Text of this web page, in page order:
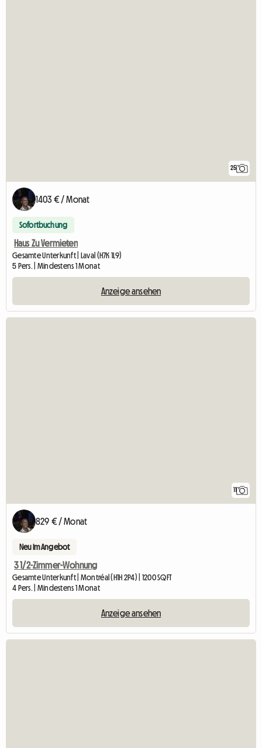
25
1403 € / Monat
Sofortbuchung
Haus Zu Vermieten
Gesamte Unterkunft | Laval (H7K 1L9)
5 Pers. | Mindestens 1 Monat
Anzeige ansehen
829 € / Monat
Neu im Angebot
3 1/2-Zimmer-Wohnung
Gesamte Unterkunft | Montréal (H1H 2P4) | 1200 SQFT
4 Pers. | Mindestens 1 Monat
Anzeige ansehen